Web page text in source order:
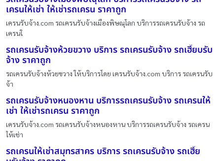
เครนให้เช่า ให้เช่ารถเครน ราคาถูก
เครนรับจ้าง.com รถเครนรับจ้างเมืองพิษณุโลก บริการรถเครนรับจ้าง รถ
เครนใ
รถเครนรับจ้างห้วยขวาง บริการ รถเครนรับจ้าง รถเฮี๊ยบรับ
จ้าง ราคาถูก
รถเครนรับจ้างห้วยขวาง ให้บริการโดย เครนรับจ้าง.com บริการ รถเครนรับ
จ้า
รถเครนรับจ้างหนองหาน บริการรถเครนรับจ้าง รถเครนให้
เช่า ให้เช่ารถเครน ราคาถูก
เครนรับจ้าง.com รถเครนรับจ้างหนองหาน บริการรถเครนรับจ้าง รถเครน
ให้เช่า
รถเครนให้เช่าสมุทรสาคร บริการ รถเครนรับจ้าง รถเฮี๊ย